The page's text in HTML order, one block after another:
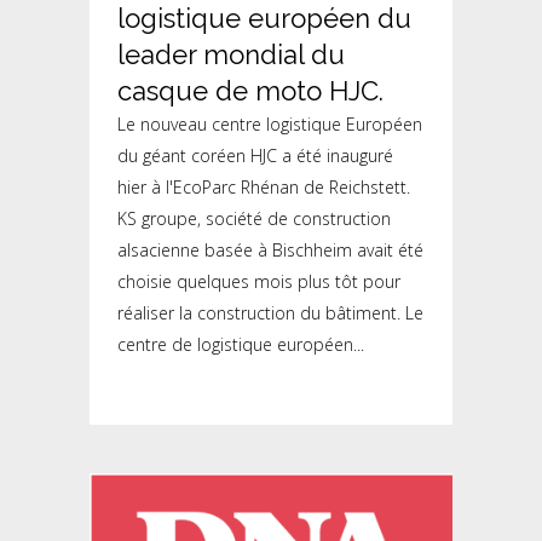
logistique européen du
leader mondial du
casque de moto HJC.
Le nouveau centre logistique Européen
du géant coréen HJC a été inauguré
hier à l'EcoParc Rhénan de Reichstett.
KS groupe, société de construction
alsacienne basée à Bischheim avait été
choisie quelques mois plus tôt pour
réaliser la construction du bâtiment. Le
centre de logistique européen...